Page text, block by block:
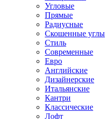
Угловые
Прямые
Радиусные
Скошенные углы
Стиль
Современные
Евро
Английские
Дизайнерские
Итальянские
Кантри
Классические
Лофт